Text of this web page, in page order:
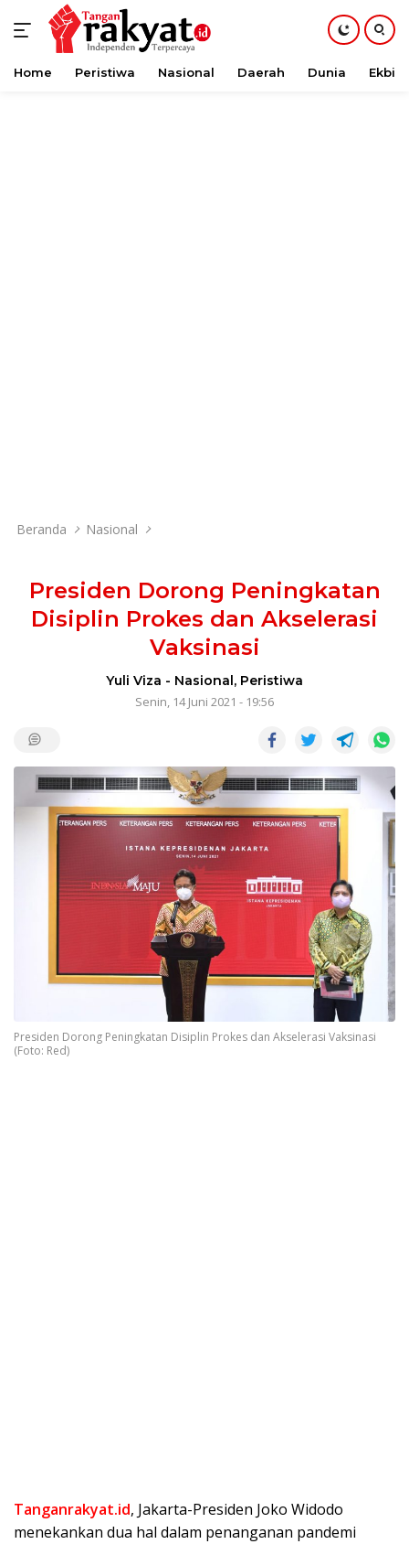
Langsung
Home Peristiwa Nasional Daerah Dunia Ekbis
Beranda Nasional
Presiden Dorong Peningkatan
Disiplin Prokes dan Akselerasi
Vaksinasi
Yuli Viza - Nasional, Peristiwa
Senin, 14 Juni 2021 - 19:56
Presiden Dorong Peningkatan Disiplin Prokes dan Akselerasi Vaksinasi
(Foto: Red)
Tanganrakyat.id, Jakarta-Presiden Joko Widodo
menekankan dua hal dalam penanganan pandemi